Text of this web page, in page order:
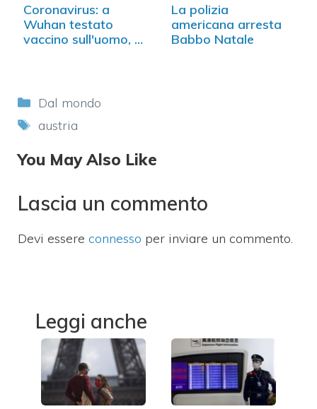
Coronavirus: a
Wuhan testato
vaccino sull'uomo, è
La polizia
americana arresta
Babbo Natale
Categorie
Dal mondo
Tag
austria
You May Also Like
Lascia un commento
Devi essere connesso per inviare un commento.
Leggi anche